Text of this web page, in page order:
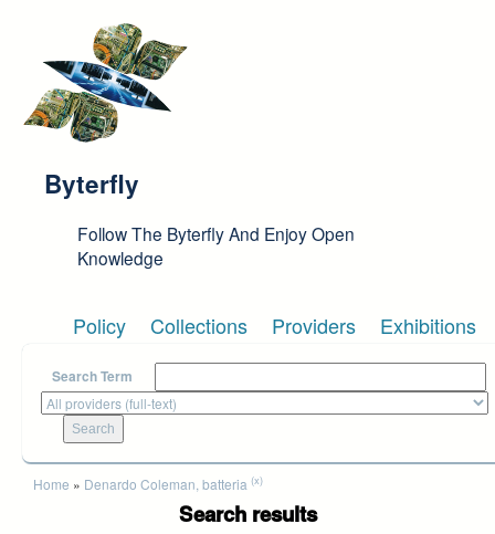
Byterfly
Follow The Byterfly And Enjoy Open
Knowledge
Policy Collections Providers Exhibitions
Search Term
You are here
Home » Denardo Coleman, batteria (x)
Search results